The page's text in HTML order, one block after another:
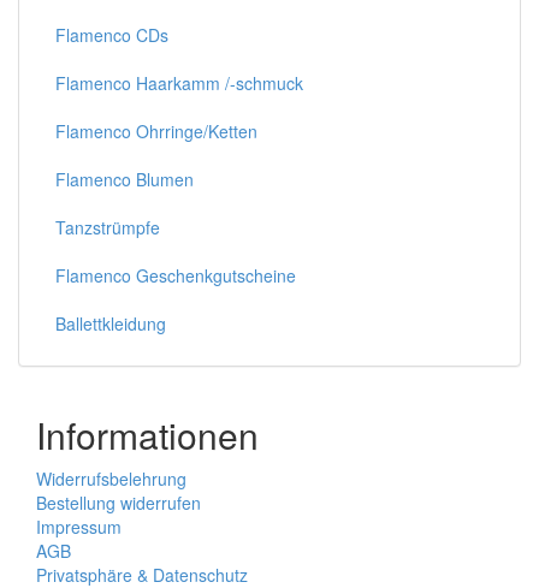
Flamenco CDs
Flamenco Haarkamm /-schmuck
Flamenco Ohrringe/Ketten
Flamenco Blumen
Tanzstrümpfe
Flamenco Geschenkgutscheine
Ballettkleidung
Informationen
Widerrufsbelehrung
Bestellung widerrufen
Impressum
AGB
Privatsphäre & Datenschutz